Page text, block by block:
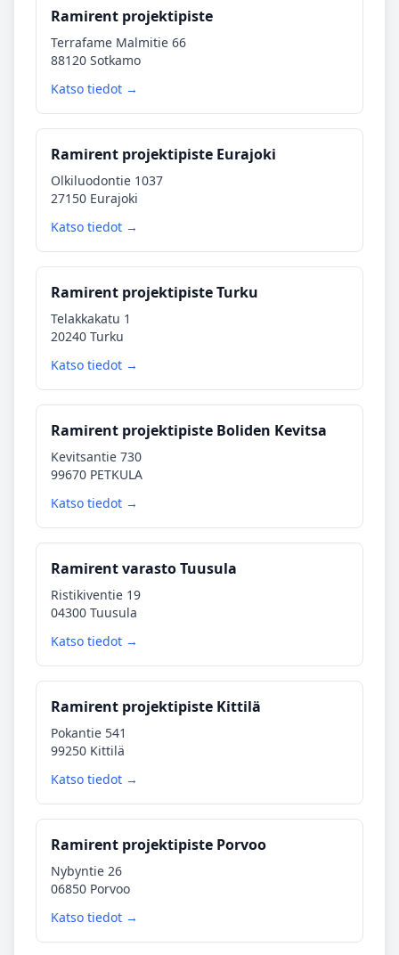
Ramirent projektipiste
Terrafame Malmitie 66
88120 Sotkamo
Katso tiedot →
Ramirent projektipiste Eurajoki
Olkiluodontie 1037
27150 Eurajoki
Katso tiedot →
Ramirent projektipiste Turku
Telakkakatu 1
20240 Turku
Katso tiedot →
Ramirent projektipiste Boliden Kevitsa
Kevitsantie 730
99670 PETKULA
Katso tiedot →
Ramirent varasto Tuusula
Ristikiventie 19
04300 Tuusula
Katso tiedot →
Ramirent projektipiste Kittilä
Pokantie 541
99250 Kittilä
Katso tiedot →
Ramirent projektipiste Porvoo
Nybyntie 26
06850 Porvoo
Katso tiedot →